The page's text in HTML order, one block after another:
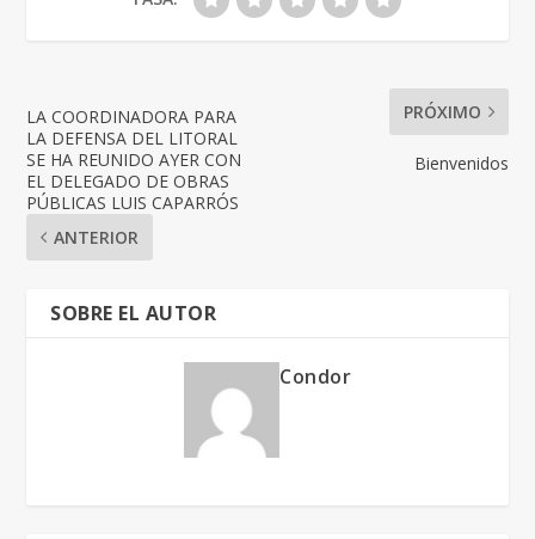
LA COORDINADORA PARA
LA DEFENSA DEL LITORAL
SE HA REUNIDO AYER CON
EL DELEGADO DE OBRAS
PÚBLICAS LUIS CAPARRÓS
ANTERIOR
PRÓXIMO
Bienvenidos
SOBRE EL AUTOR
Condor